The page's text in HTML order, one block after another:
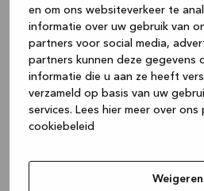
en om ons websiteverkeer te
informatie over uw gebruik van
partners voor social media,
partners kunnen deze gegevens
informatie die u aan ze heeft
verzameld op basis van uw
services. Lees hier meer over ons
cookiebeleid
Weigeren
(see the